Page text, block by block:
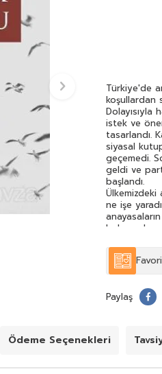
Türkiye'de
koşullardan
Dolayısıyla
istek ve
tasarlandı.
siyasal
geçemedi.
geldi ve
başlandı.
Ülkemizdeki
ne işe
ve anayasa
kitabın
hususlara
genelinde
kitabın
alana
Paylaş
Ödeme Seçenekleri